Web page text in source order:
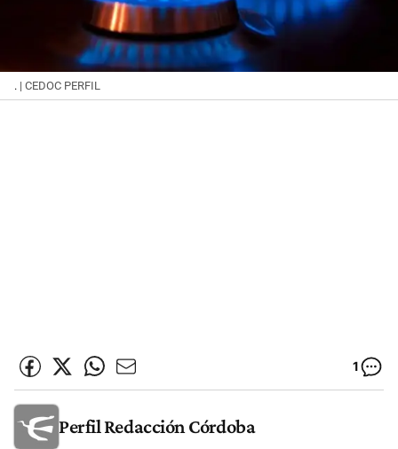
. | CEDOC PERFIL
1
Perfil Redacción Córdoba